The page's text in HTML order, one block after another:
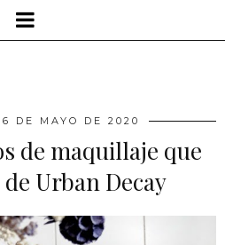
DE MAYO DE 2020
de maquillaje que
Urban Decay